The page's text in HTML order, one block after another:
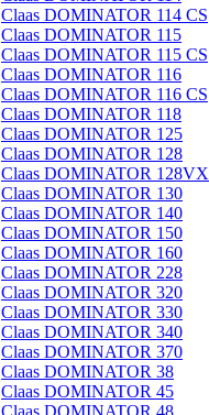
Claas DOMINATOR 114 CS
Claas DOMINATOR 115
Claas DOMINATOR 115 CS
Claas DOMINATOR 116
Claas DOMINATOR 116 CS
Claas DOMINATOR 118
Claas DOMINATOR 125
Claas DOMINATOR 128
Claas DOMINATOR 128VX
Claas DOMINATOR 130
Claas DOMINATOR 140
Claas DOMINATOR 150
Claas DOMINATOR 160
Claas DOMINATOR 228
Claas DOMINATOR 320
Claas DOMINATOR 330
Claas DOMINATOR 340
Claas DOMINATOR 370
Claas DOMINATOR 38
Claas DOMINATOR 45
Claas DOMINATOR 48